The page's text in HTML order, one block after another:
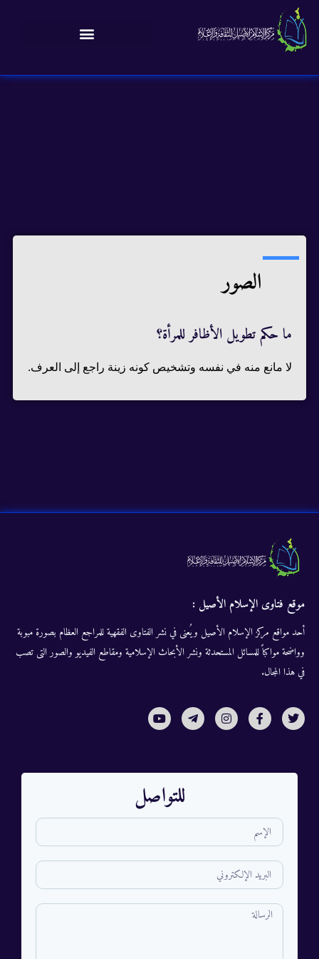
الصور
ما حكم تطويل الأظافر للمرأة؟
لا مانع منه في نفسه وتشخيص كونه زينة راجع إلى العرف.
موقع فتاوى الإسلام الأصيل :
أحد مواقع مركز الإسلام الأصيل ويُعنى في نشر الفتاوى الفقهية للمراجع العظام بصورة مبوبة
وواضحة مواكباً للمسائل المستحدثة ونشر الأبحاث الإسلامية ومقاطع الفيديو والصور التى تصب
في هذا المجال.
للتواصل